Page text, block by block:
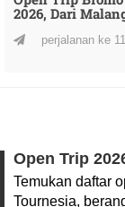
2026, Dari
perjalanan ke
Open Trip
Temukan daftar
Tournesia,